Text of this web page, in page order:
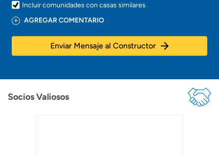
Incluir comunidades con casas similares
AGREGAR COMENTARIO
Enviar Mensaje al Constructor
Socios Valiosos